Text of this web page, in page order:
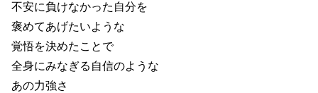
不安に負けなかった自分を
褒めてあげたいような
覚悟を決めたことで
全身にみなぎる自信のような
あの力強さ